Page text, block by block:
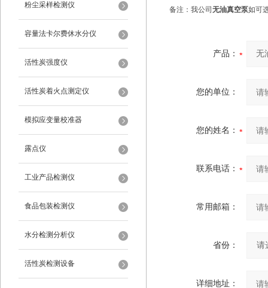
粉尘采样检测仪
容量法卡尔费休水分仪
活性炭强度仪
活性炭着火点测定仪
模拟应变量校准器
露点仪
工业产品检测仪
食品包装检测仪
水分检测分析仪
活性炭检测设备
备注：我公司 无油真空泵如可
产品：
您的单位：
您的姓名：
联系电话：
常用邮箱：
省份：
详细地址：